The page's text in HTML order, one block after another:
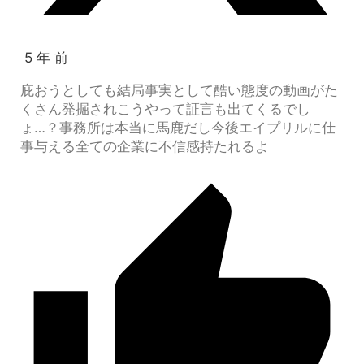
5 年 前
庇おうとしても結局事実として酷い態度の動画がた
くさん発掘されこうやって証言も出てくるでし
ょ…？事務所は本当に馬鹿だし今後エイプリルに仕
事与える全ての企業に不信感持たれるよ